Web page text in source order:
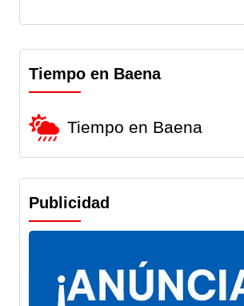
Tiempo en Baena
Tiempo en Baena
Publicidad